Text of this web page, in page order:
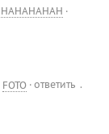
HAHAHAHAH ·
FOTO · ответить .